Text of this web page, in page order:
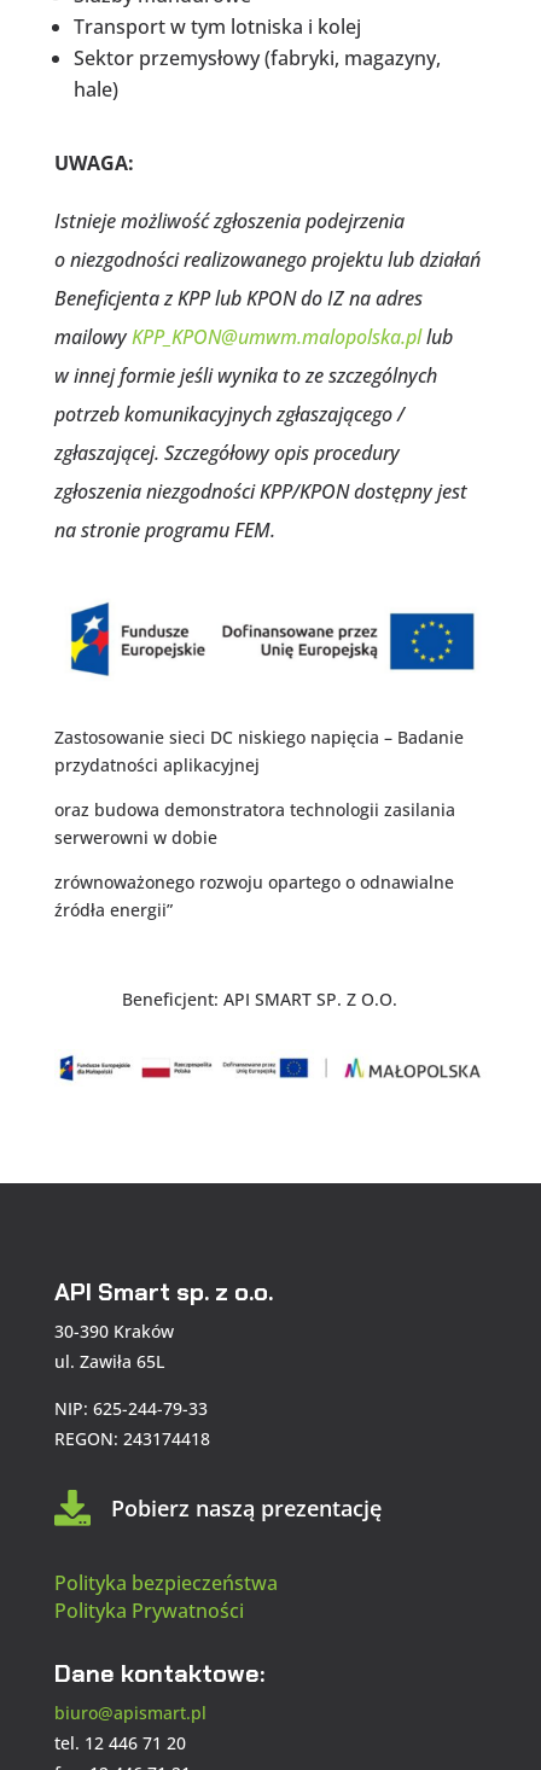
Transport w tym lotniska i kolej
Sektor przemysłowy (fabryki, magazyny,
hale)
UWAGA:
Istnieje możliwość zgłoszenia podejrzenia
o niezgodności realizowanego projektu lub działań
Beneficjenta z KPP lub KPON do IZ na adres
mailowyKPP_KPON@umwm.malopolska.pllub
w innej formie jeśli wynika to ze szczególnych
potrzeb komunikacyjnych zgłaszającego /
zgłaszającej. Szczegółowy opis procedury
zgłoszenia niezgodności KPP/KPON dostępny jest
na stronie programu FEM.
Zastosowanie sieci DC niskiego napięcia – Badanie
przydatności aplikacyjnej
oraz budowa demonstratora technologii zasilania
serwerowni w dobie
zrównoważonego rozwoju opartego o odnawialne
źródła energii”
Beneficjent: API SMART SP. Z O.O.
API Smart sp. z o.o.
30-390 Kraków
ul. Zawiła 65L
NIP: 625-244-79-33
REGON: 243174418
 Pobierz naszą prezentację
Polityka bezpieczeństwa
Polityka Prywatności
Dane kontaktowe:
biuro@apismart.pl
tel. 12 446 71 20